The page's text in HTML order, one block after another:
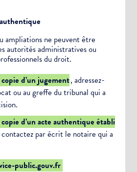
ampliations ne peuvent être
autorités administratives ou
du droit.
d’un jugement, adressez-
ou au greffe du tribunal qui a
d’un acte authentique établi
contactez par écrit le notaire qui a
public.gouv.fr
abonnement :
et Vie associative